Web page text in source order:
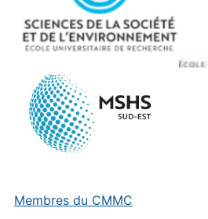
Membres du CMMC